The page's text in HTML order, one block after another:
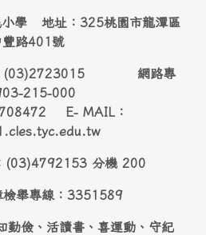
小學 地址：325桃園市龍潭區
豐路401號
(03)2723015 網路專
215-000
E- MAIL：
(03)4792153 分機 200
檢舉專線：3351589
勤儉、活讀書、喜運動、守紀